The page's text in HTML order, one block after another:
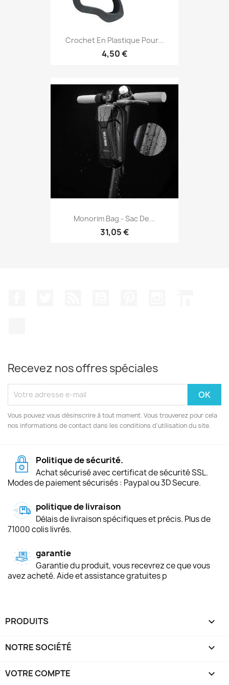
Crochet En Plastique Pour...
4,50 €
Monorim Bag - Sac De...
31,05 €
Recevez nos offres spéciales
Vous pouvez vous désinscrire à tout moment. Vous trouverez pour cela
nos informations de contact dans les conditions d'utilisation du site.
Politique de sécurité.
Achat sécurisé avec certificat de sécurité SSL.
Modes de paiement sécurisés : Paypal ou 3D Secure.
politique de livraison
Délais de livraison spécifiques et précis. Plus de
71000 colis livrés.
garantie
Garantie du produit, vous recevrez ce que vous
avez acheté. Aide et assistance gratuites p
PRODUITS 
NOTRE SOCIÉTÉ 
VOTRE COMPTE 